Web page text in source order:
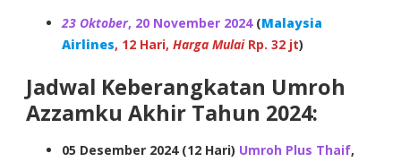
23 Oktober, 20 November 2024 (Malaysia
Airlines, 12 Hari, Harga MulaiRp. 32 jt)
Jadwal Keberangkatan Umroh
Azzamku Akhir Tahun 2024:
05 Desember 2024 (12 Hari) Umroh Plus Thaif,